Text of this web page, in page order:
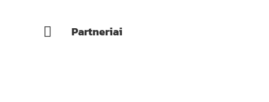
 Partneriai